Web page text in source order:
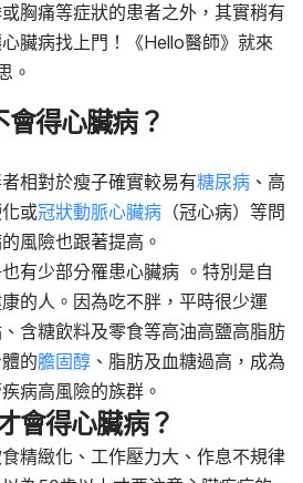
胸痛等症狀的患者之外，其實稍有
臟病找上門！《Hello醫師》就來
。
會得心臟病？
相對於瘦子確實較易有糖尿病 、高
或冠狀動脈心臟病 （冠心病）等問
風險也跟著提高。
有少部分罹患心臟病 。特別是自
的人。因為吃不胖，平時很少運
含糖飲料及零食等高油高鹽高脂肪
的膽固醇 、脂肪及血糖過高，成為
病高風險的族群。
會得心臟病？
精緻化、工作壓力大、作息不規律